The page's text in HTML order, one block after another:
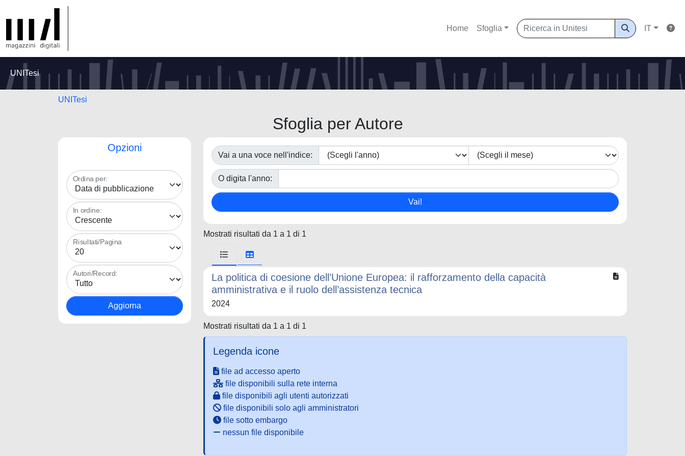
Home Sfoglia IT
UNITesi
UNITesi
Sfoglia per Autore
Opzioni
Ordina per:
In ordine:
Risultati/Pagina
Autori/Record:
Vai a una voce nell'indice:
O digita l'anno:
Mostrati risultati da 1 a 1 di 1
La politica di coesione dell’Unione Europea: il rafforzamento della capacità
amministrativa e il ruolo dell’assistenza tecnica
2024
Mostrati risultati da 1 a 1 di 1
Legenda icone
file ad accesso aperto
file disponibili sulla rete interna
file disponibili agli utenti autorizzati
file disponibili solo agli amministratori
file sotto embargo
nessun file disponibile